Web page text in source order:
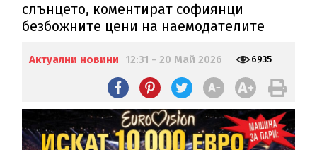
слънцето, коментират софиянци
безбожните цени на наемодателите
Актуални новини 12:31 - 20 Май 2026 6935